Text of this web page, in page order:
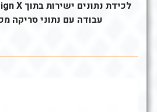
עבודה עם נתוני סריקה